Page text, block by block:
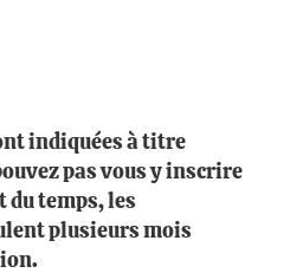
indiquées à titre
pas vous y inscrire
du temps, les
plusieurs mois